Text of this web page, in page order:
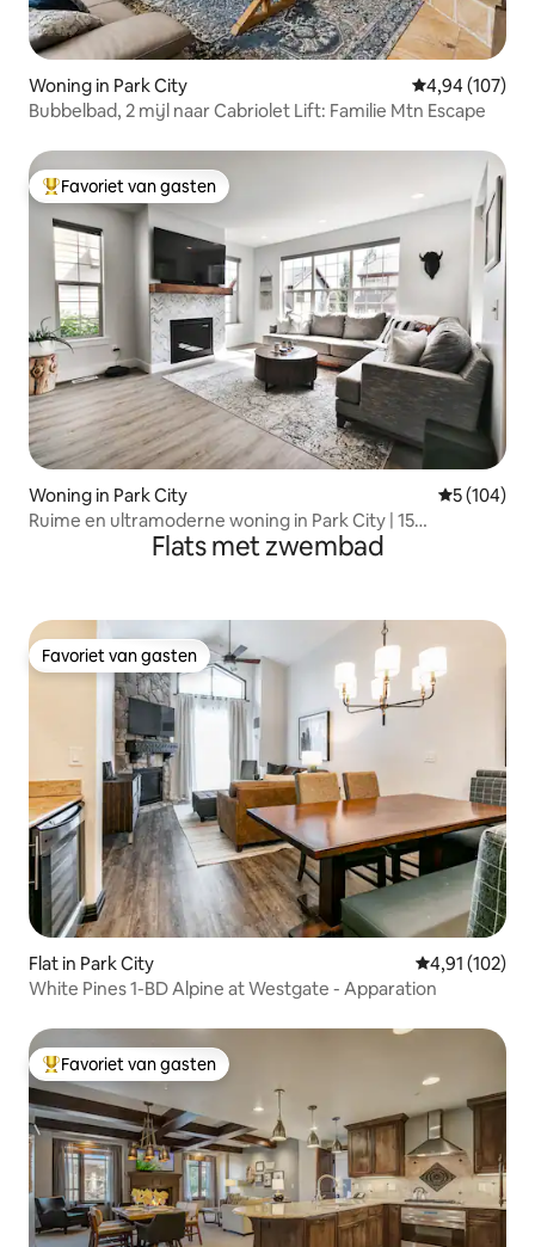
Woning in Park City Gemiddelde
4,94 (107)
Bubbelbad, 2 mijl naar Cabriolet Lift: Familie Mtn Escape
Topfavoriet van gasten
Favoriet van gasten
Woning in Park City
5 (104)
Ruime en ultramoderne woning in Park City | 15
Flats met zwembad
Favoriet van gasten
Favoriet van gasten
Flat in Park City Gemiddelde
4,91 (102)
White Pines 1-BD Alpine at Westgate - Apparation
Topfavoriet van gasten
Favoriet van gasten